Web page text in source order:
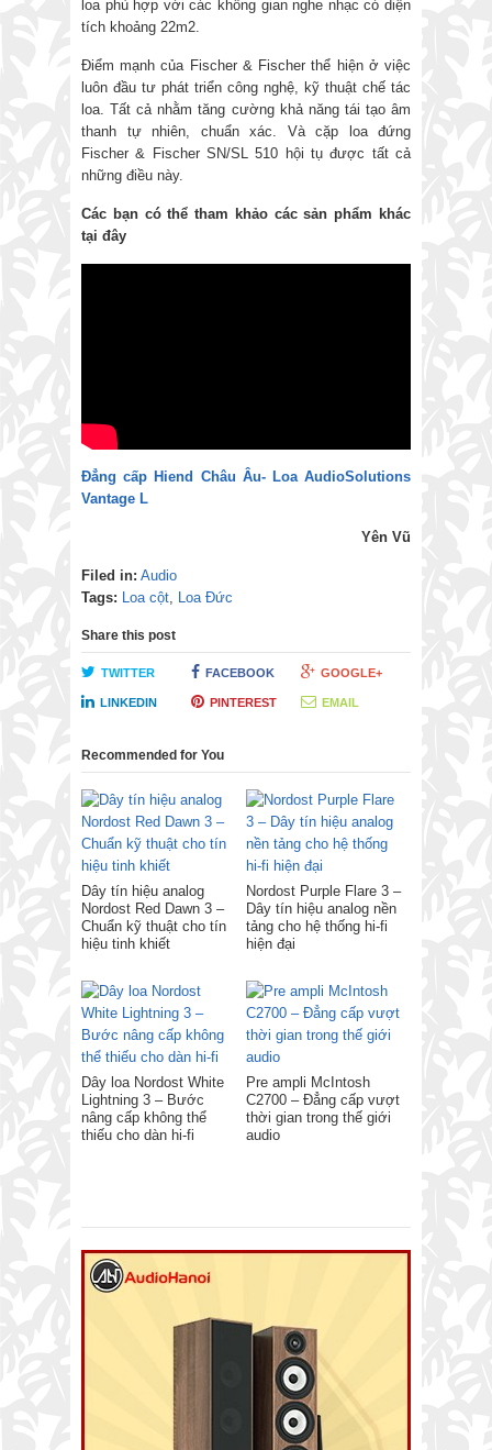
loa phù hợp với các không gian nghe nhạc có diện
tích khoảng 22m2.
Điểm mạnh của Fischer & Fischer thể hiện ở việc
luôn đầu tư phát triển công nghệ, kỹ thuật chế tác
loa. Tất cả nhằm tăng cường khả năng tái tạo âm
thanh tự nhiên, chuẩn xác. Và cặp loa đứng
Fischer & Fischer SN/SL 510 hội tụ được tất cả
những điều này.
Các bạn có thể tham khảo các sản phẩm khác
tại đây
Đẳng cấp Hiend Châu Âu- Loa AudioSolutions
Vantage L
Yên Vũ
Filed in: Audio
Tags: Loa cột Loa Đức
Share this post
TWITTER FACEBOOK GOOGLE+
LINKEDIN PINTEREST EMAIL
Recommended for You
Dây tín hiệu analog
Nordost Red Dawn 3 –
Chuẩn kỹ thuật cho tín
hiệu tinh khiết
Nordost Purple Flare 3 –
Dây tín hiệu analog nền
tảng cho hệ thống hi-fi
hiện đại
Dây loa Nordost White
Lightning 3 – Bước
nâng cấp không thể
thiếu cho dàn hi-fi
Pre ampli McIntosh
C2700 – Đẳng cấp vượt
thời gian trong thế giới
audio